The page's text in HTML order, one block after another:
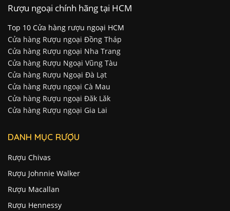
Rượu ngoại chính hãng tại HCM
Top 10 Cửa hàng rượu ngoại HCM
Cửa hàng Rượu ngoại Đồng Tháp
Cửa hàng Rượu ngoại Nha Trang
Cửa hàng Rượu Ngoại Vũng Tàu
Cửa hàng Rượu Ngoại Đà Lạt
Cửa hàng Rượu ngoại Cà Mau
Cửa hàng Rượu ngoại Đăk Lăk
Cửa hàng Rượu ngoại Gia Lai
DANH MỤC RƯỢU
Rượu Chivas
Rượu Johnnie Walker
Rượu Macallan
Rượu Hennessy